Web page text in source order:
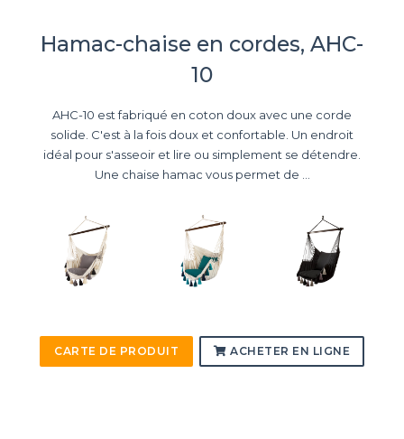
Hamac-chaise en cordes, AHC-
10
AHC-10 est fabriqué en coton doux avec une corde
solide. C'est à la fois doux et confortable. Un endroit
idéal pour s'asseoir et lire ou simplement se détendre.
Une chaise hamac vous permet de ...
CARTE DE PRODUIT ACHETER EN LIGNE